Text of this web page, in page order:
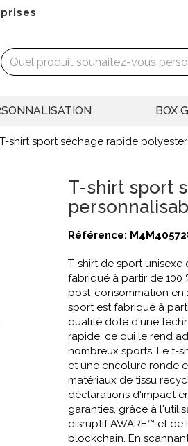
BOX
T-shirt sport séchage rapide
T-shirt sport
Référence:
T-shirt de sport unisexe
fabriqué à partir de 100
post-consommation en
sport est fabriqué à
qualité doté d'une
rapide, ce qui le rend
nombreux sports. Le t-
et une encolure ronde
matériaux de tissu
déclarations d'impact
garanties, grâce à
disruptif AWARE™ et
blockchain. En